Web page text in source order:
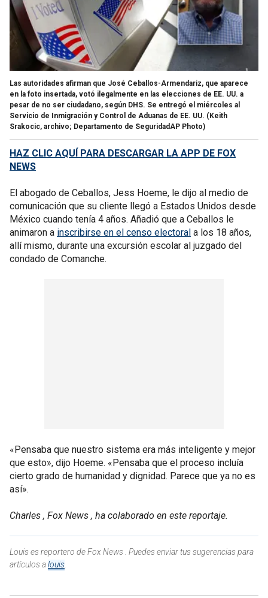
Las autoridades afirman que José Ceballos-Armendariz, que aparece
en la foto insertada, votó ilegalmente en las elecciones de EE. UU. a
pesar de no ser ciudadano, según DHS. Se entregó el miércoles al
Servicio de Inmigración y Control de Aduanas de EE. UU. (Keith
Srakocic, archivo; Departamento de SeguridadAP Photo)
HAZ CLIC AQUÍ PARA DESCARGAR LA APP DE FOX
NEWS
El abogado de Ceballos, Jess Hoeme, le dijo al medio de
comunicación que su cliente llegó a Estados Unidos desde
México cuando tenía 4 años. Añadió que a Ceballos le
animaron a inscribirse en el censo electoral a los 18 años,
allí mismo, durante una excursión escolar al juzgado del
condado de Comanche.
«Pensaba que nuestro sistema era más inteligente y mejor
que esto», dijo Hoeme. «Pensaba que el proceso incluía
cierto grado de humanidad y dignidad. Parece que ya no es
así».
Charles , Fox News , ha colaborado en este reportaje.
Louis es reportero de Fox News . Puedes enviar tus sugerencias para
artículos alouis